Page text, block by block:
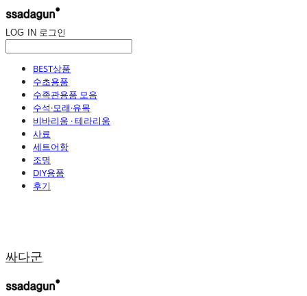
LOG IN 로그인
BEST상품
수초용품
수족관용품 모음
수석·모래·유목
비바리움 · 테라리움
사료
세트어항
조명
DIY용품
후기
싸다군